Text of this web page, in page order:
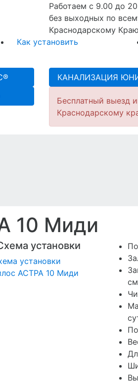
Работаем с 9.00 до
без выходных по
Краснодарскому Краю
Как установить
КАНАЛИЗАЦИЯ
Бесплатный выезд
Краснодарскому
10 Миди
установки
см